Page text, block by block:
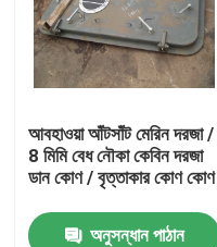
আমাদের সম্পর্কে
কারখানা ভ্রমণ
মান নিয়ন্ত্রণ
আবহাওয়া আঁটসাঁট মেরিন দরজা /
8 মিমি বেধ নৌকা কেবিন দরজা
ডান কোণ / বৃত্তাকার কোণ কোণ
অনুসন্ধান পাঠান